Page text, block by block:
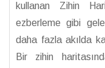
kullanan Zihin
ezberleme gibi
daha fazla akılda
Bir zihin